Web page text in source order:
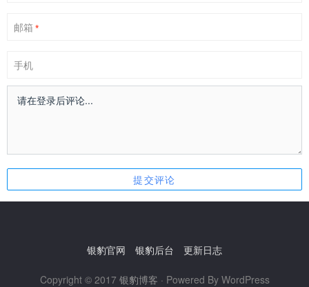
邮箱 *
手机
银豹官网 银豹后台 更新日志
Copyright © 2017 银豹博客 · Powered By WordPress